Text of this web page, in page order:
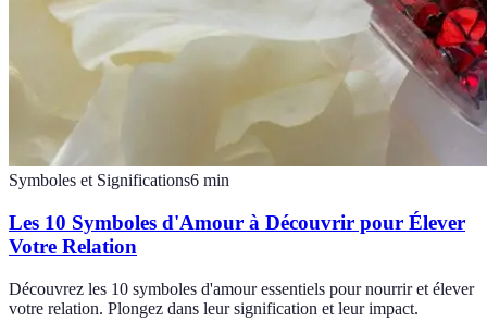
Symboles et Significations6 min
Les 10 Symboles d'Amour à Découvrir pour Élever
Votre Relation
Découvrez les 10 symboles d'amour essentiels pour nourrir et élever
votre relation. Plongez dans leur signification et leur impact.